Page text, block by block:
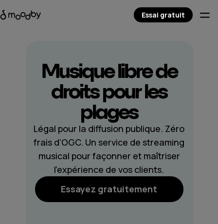
Musique libre de
droits pourles
plages
Légal pour la diffusion publique. Zéro
frais d’OGC. Un service de streaming
musical pour façonner et maîtriser
l’expérience de vos clients.
Essayez gratuitement
Essai gratuit